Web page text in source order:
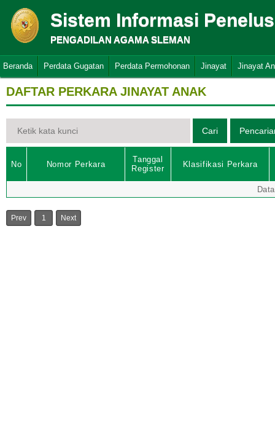
Sistem Informasi
PENGADILAN AGAMA SLEMAN
Beranda Perdata Gugatan Perdata Permohonan Jinayat Jinayat
DAFTAR PERKARA JINAYAT ANAK
No Nomor Perkara
Tanggal
Register
Klasifikasi Perkara
Prev 1 Next